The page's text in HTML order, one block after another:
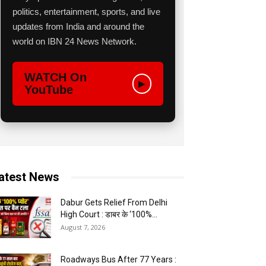
politics, entertainment, sports, and live
updates from India and around the
world on IBN 24 News Network.
WATCH On
YouTube
▶
News
Dabur Gets Relief From Delhi
High Court : डाबर के ‘100%...
August 7, 2026
Roadways Bus After 77 Years :